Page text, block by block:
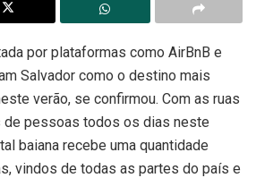
por plataformas como AirBnB e
Salvador como o destino mais
verão, se confirmou. Com as ruas
de pessoas todos os dias neste
baiana recebe uma quantidade
vindos de todas as partes do país e